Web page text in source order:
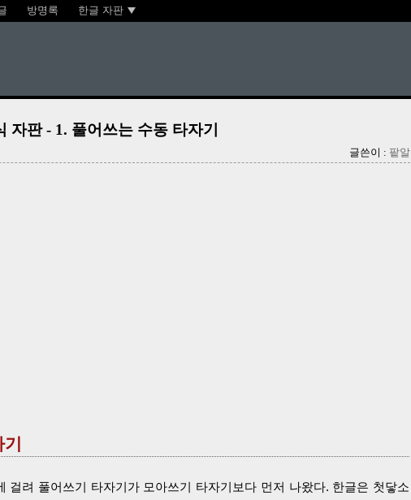
방명록 한글 자판
자판 - 1. 풀어쓰는 수동 타자기
글쓴이 : 팥알
걸려 풀어쓰기 타자기가 모아쓰기 타자기보다 먼저 나왔다. 한글은 첫닿소